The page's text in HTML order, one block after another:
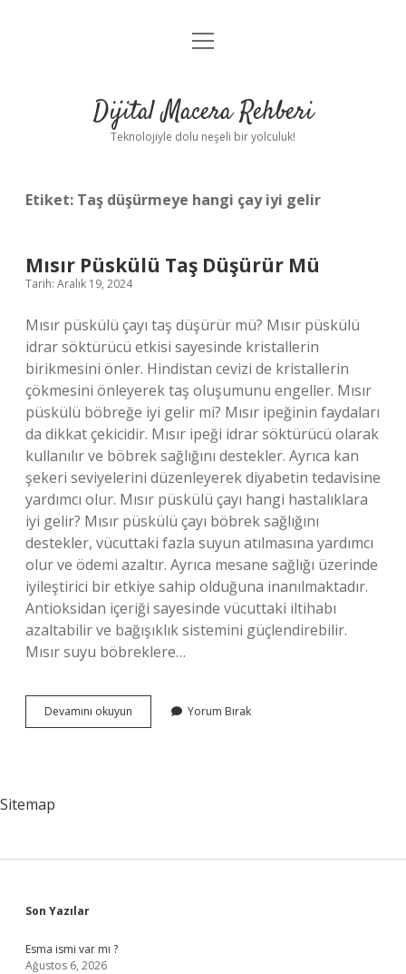
Anasayfa
Yasal Uyarı
menüyü
Dijital Macera Rehberi
Teknolojiyle dolu neşeli bir yolculuk!
Etiket: Taş düşürmeye hangi çay iyi gelir
Mısır Püskülü Taş Düşürür Mü
Tarih: Aralık 19, 2024
Mısır püskülü çayı taş düşürür mü? Mısır püskülü
idrar söktürücü etkisi sayesinde kristallerin
birikmesini önler. Hindistan cevizi de kristallerin
çökmesini önleyerek taş oluşumunu engeller. Mısır
püskülü böbreğe iyi gelir mi? Mısır ipeğinin faydaları
da dikkat çekicidir. Mısır ipeği idrar söktürücü olarak
kullanılır ve böbrek sağlığını destekler. Ayrıca kan
şekeri seviyelerini düzenleyerek diyabetin tedavisine
yardımcı olur. Mısır püskülü çayı hangi hastalıklara
iyi gelir? Mısır püskülü çayı böbrek sağlığını
destekler, vücuttaki fazla suyun atılmasına yardımcı
olur ve ödemi azaltır. Ayrıca mesane sağlığı üzerinde
iyileştirici bir etkiye sahip olduğuna inanılmaktadır.
Antioksidan içeriği sayesinde vücuttaki iltihabı
azaltabilir ve bağışıklık sistemini güçlendirebilir.
Mısır suyu böbreklere…
Devamını okuyun
Püskülü
Yorum Bırak
Sitemap
Sidebar
Son Yazılar
Esma ismi var mı ?
Ağustos 6, 2026